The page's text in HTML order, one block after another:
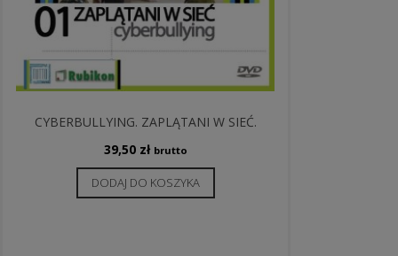
CYBERBULLYING. ZAPLĄTANI W SIEĆ.
39,50 zł brutto
DODAJ DO KOSZYKA